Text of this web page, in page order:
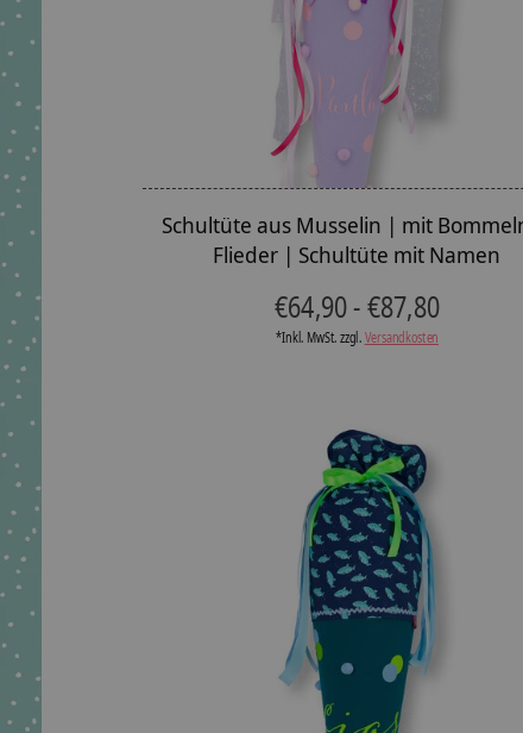
Schultüte aus Musselin | mit
Flieder | Schultüte mit Namen
€64,90 - €87,80
*Inkl. MwSt. zzgl.Versandkosten